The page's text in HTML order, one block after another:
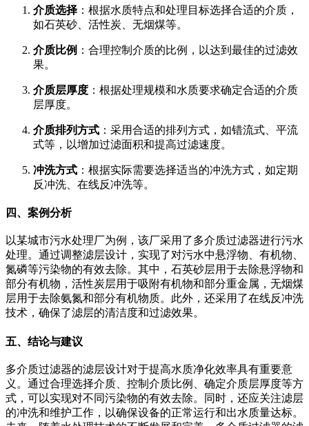
介质选择 ：根据水质特点和处理目标选择合适的介质，
如石英砂、活性炭、无烟煤等。
介质比例 ：合理控制介质的比例，以达到最佳的过滤效
果。
介质层厚度 ：根据处理规模和水质要求确定合适的介质
层厚度。
介质排列方式 ：采用合适的排列方式，如错流式、平流
式等，以增加过滤面积和提高过滤速度。
冲洗方式 ：根据实际需要选择适当的冲洗方式，如定期
反冲洗、在线反冲洗等。
四、案例分析
以某城市污水处理厂为例，该厂采用了多介质过滤器进行污水
处理。通过调整滤层设计，实现了对污水中悬浮物、有机物、
氮磷等污染物的有效去除。其中，石英砂层用于去除悬浮物和
部分有机物，活性炭层用于吸附有机物和部分重金属，无烟煤
层用于去除氨氮和部分有机物质。此外，还采用了在线反冲洗
技术，确保了滤层的清洁度和过滤效果。
五、结论与建议
多介质过滤器的滤层设计对于提高水质净化效率具有重要意
义。通过合理选择介质、控制介质比例、确定介质层厚度等方
式，可以实现对不同污染物的有效去除。同时，还应关注滤层
的冲洗和维护工作，以确保设备的正常运行和出水质量达标。